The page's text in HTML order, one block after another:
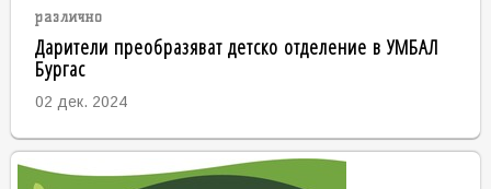
различно
Дарители преобразяват детско отделение в УМБАЛ
Бургас
02 дек. 2024